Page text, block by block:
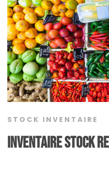
STOCK INVENTAIRE
Inventaire stock